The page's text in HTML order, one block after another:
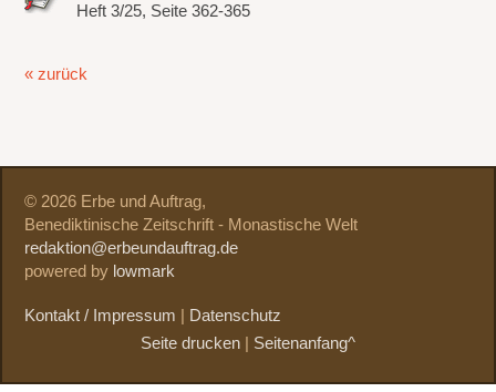
Heft 3/25, Seite 362-365
« zurück
© 2026 Erbe und Auftrag,
Benediktinische Zeitschrift - Monastische Welt
redaktion@erbeundauftrag.de
powered by lowmark
Kontakt / Impressum
Datenschutz
Seite drucken
Seitenanfang^